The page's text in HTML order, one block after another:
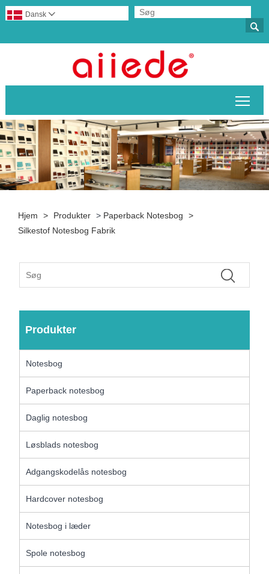

Dansk 
Hjem > Produkter > Paperback Notesbog
>
Silkestof Notesbog Fabrik
Produkter
Notesbog
Paperback notesbog
Daglig notesbog
Løsblads notesbog
Adgangskodelås notesbog
Hardcover notesbog
Notesbog i læder
Spole notesbog